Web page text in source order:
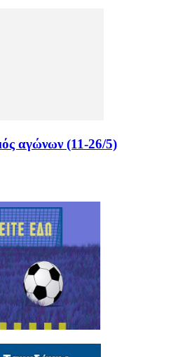
αγώνων (11-26/5)